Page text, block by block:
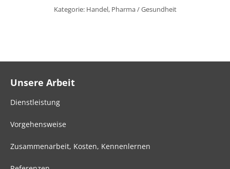
Kategorie: Handel, Pharma / Gesundheit
Unsere Arbeit
Dienstleistung
Vorgehensweise
Zusammenarbeit, Kosten, Kennenlernen